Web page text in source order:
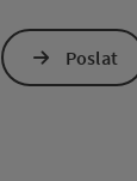
Poslat